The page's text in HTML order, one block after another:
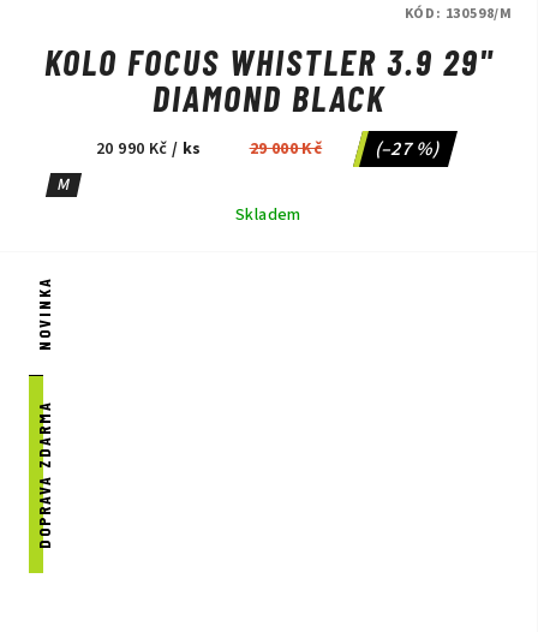
KOLO FOCUS WHISTLER 3.9 29"
DIAMOND BLACK
20 990 Kč / ks 29 000 Kč (–27 %)
M
Skladem
KÓD: 130598/M
NOVINKA
DOPRAVA ZDARMA